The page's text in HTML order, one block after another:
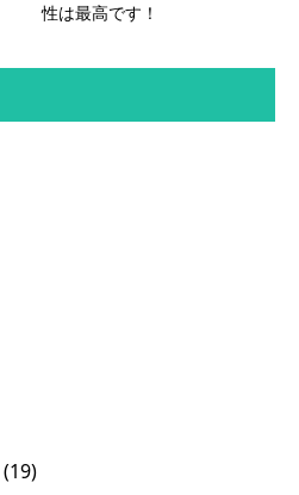
性は最高です！
(19)